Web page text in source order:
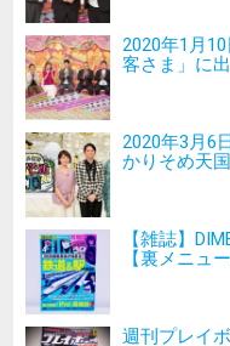
2020年1月
客さま」に
2020年3月6
かりそめ天
【雑誌】
【裏メニュ
週刊プレイ